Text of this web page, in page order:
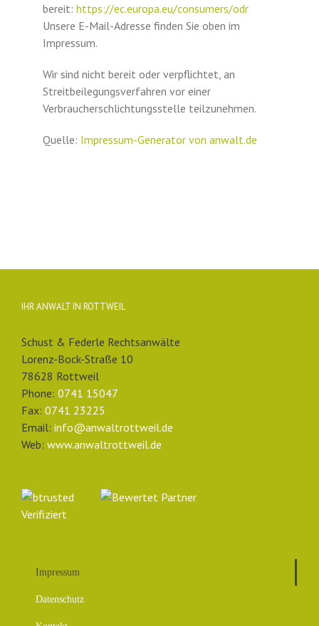
bereit: https://ec.europa.eu/consumers/odr
Unsere E-Mail-Adresse finden Sie oben im
Impressum.
Wir sind nicht bereit oder verpflichtet, an
Streitbeilegungsverfahren vor einer
Verbraucherschlichtungsstelle teilzunehmen.
Quelle: Impressum-Generator von anwalt.de
IHR ANWALT IN ROTTWEIL
Schust & Federle Rechtsanwälte
Lorenz-Bock-Straße 10
78628 Rottweil
Phone: 0741 15047
Fax: 0741 23225
Email: info@anwaltrottweil.de
Web: www.anwaltrottweil.de
Impressum
Datenschutz